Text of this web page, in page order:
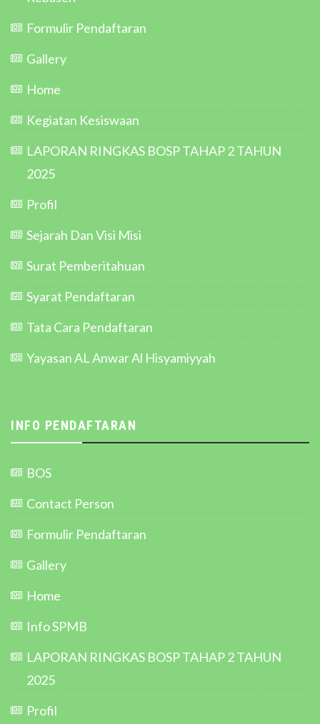
Formulir Pendaftaran
Gallery
Home
Kegiatan Kesiswaan
LAPORAN RINGKAS BOSP TAHAP 2 TAHUN
2025
Profil
Sejarah Dan Visi Misi
Surat Pemberitahuan
Syarat Pendaftaran
Tata Cara Pendaftaran
Yayasan AL Anwar Al Hisyamiyyah
INFO PENDAFTARAN
BOS
Contact Person
Formulir Pendaftaran
Gallery
Home
Info SPMB
LAPORAN RINGKAS BOSP TAHAP 2 TAHUN
2025
Profil